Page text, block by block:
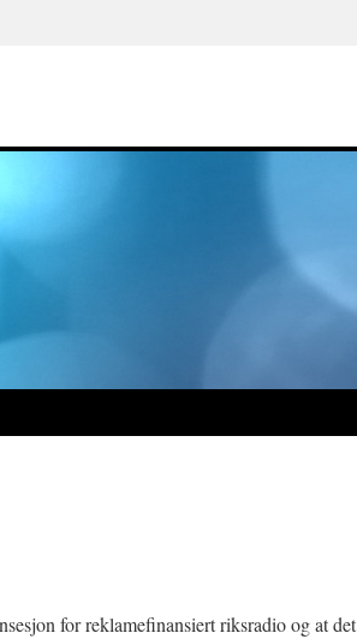
for reklamefinansiert riksradio og at det